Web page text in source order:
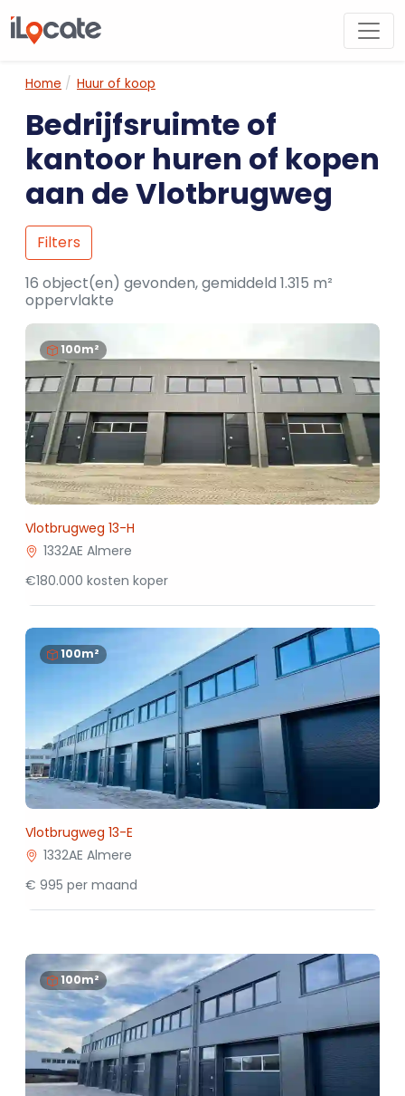
Home Huur of koop
Bedrijfsruimte of
kantoor huren of kopen
aan de Vlotbrugweg
Filters
16 object(en) gevonden, gemiddeld 1.315 m²
oppervlakte
100m²
Vlotbrugweg 13-H
1332AE Almere
€180.000 kosten koper
100m²
Vlotbrugweg 13-E
1332AE Almere
€ 995 per maand
100m²